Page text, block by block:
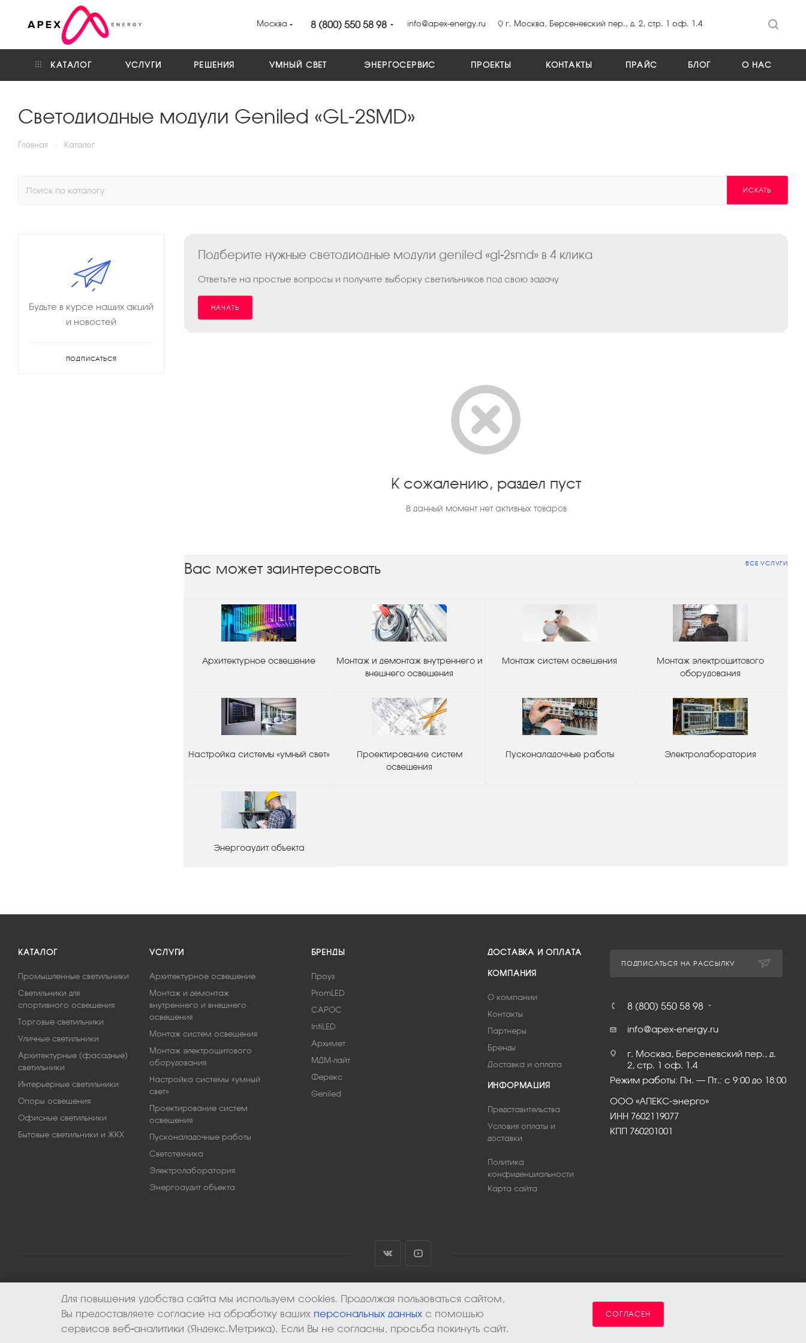
Москва 8 (800) 550 58 98 info@apex-energy.ru г. Москва, Берсеневский пер., д. 2, стр. 1 оф. 1.4
КАТАЛОГ УСЛУГИ РЕШЕНИЯ УМНЫЙ СВЕТ ЭНЕРГОСЕРВИС ПРОЕКТЫ КОНТАКТЫ ПРАЙС БЛОГ О НАС
Светодиодные модули Geniled «GL-2SMD»
Главная — Каталог
ИСКАТЬ
Подберите нужные светодиодные модули geniled «gl-2smd» в 4 клика
Ответьте на простые вопросы и получите выборку светильников под свою задачу
НАЧАТЬ
К сожалению, раздел пуст
В данный момент нет активных товаров
Вас может заинтересовать ВСЕ УСЛУГИ
Архитектурное освещение
Монтаж и демонтаж внутреннего и
внешнего освещения
Монтаж систем освещения
Монтаж электрощитового
оборудования
Настройка системы «умный свет»
Проектирование систем
освещения
Пусконаладочные работы Электролаборатория
Энергоаудит объекта
Будьте в курсе наших акций
и новостей
ПОДПИСАТЬСЯ
КАТАЛОГ
Промышленные светильники
Светильники для
спортивного освещения
Торговые светильники
Уличные светильники
Архитектурные (фасадные)
светильники
Интерьерные светильники
Опоры освещения
Офисные светильники
Бытовые светильники и ЖКХ
УСЛУГИ
Архитектурное освещение
Монтаж и демонтаж
внутреннего и внешнего
освещения
Монтаж систем освещения
Монтаж электрощитового
оборудования
Настройка системы «умный
свет»
Проектирование систем
освещения
Пусконаладочные работы
Светотехника
Электролаборатория
Энергоаудит объекта
БРЕНДЫ
Проуз
PromLED
САРОС
IntiLED
Архимет
МДМ-лайт
Ферекс
Geniled
ДОСТАВКА И ОПЛАТА
КОМПАНИЯ
О компании
Контакты
Партнеры
Бренды
Доставка и оплата
ИНФОРМАЦИЯ
Представительства
Условия оплаты и
доставки
Политика
конфиденциальности
Карта сайта
ПОДПИСАТЬСЯ НА РАССЫЛКУ
8 (800) 550 58 98
info@apex-energy.ru
г. Москва, Берсеневский пер., д.
2, стр. 1 оф. 1.4
Режим работы: Пн. – Пт.: с 9:00 до 18:00
ООО «АПЕКС-энерго»
ИНН 7602119077
КПП 760201001
2026 © ООО «Апекс-энерго». Все права защищены.
Для повышения удобства сайта мы используем cookies. Продолжая пользоваться сайтом,
Вы предоставляете согласие на обработку ваших персональных данных с помощью
сервисов веб-аналитики (Яндекс.Метрика). Если Вы не согласны, просьба покинуть сайт.
СОГЛАСЕН